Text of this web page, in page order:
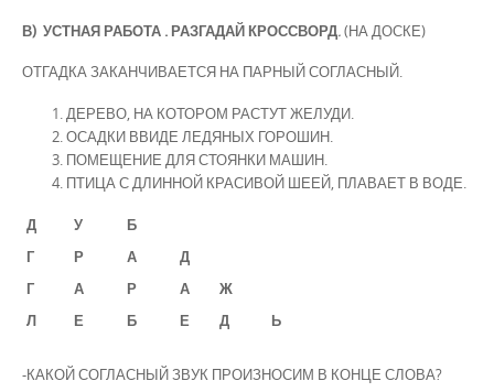
В) УСТНАЯ РАБОТА . РАЗГАДАЙ КРОССВОРД.(НА ДОСКЕ)
ОТГАДКА ЗАКАНЧИВАЕТСЯ НА ПАРНЫЙ СОГЛАСНЫЙ.
ДЕРЕВО, НА КОТОРОМ РАСТУТ ЖЕЛУДИ.
ОСАДКИ ВВИДЕ ЛЕДЯНЫХ ГОРОШИН.
ПОМЕЩЕНИЕ ДЛЯ СТОЯНКИ МАШИН.
ПТИЦА С ДЛИННОЙ КРАСИВОЙ ШЕЕЙ, ПЛАВАЕТ В ВОДЕ.
Д У
Б
Г
Р А
Д
Г
А Р А
Ж
Л
Е Б Е Д Ь
-КАКОЙ СОГЛАСНЫЙ ЗВУК ПРОИЗНОСИМ В КОНЦЕ СЛОВА?